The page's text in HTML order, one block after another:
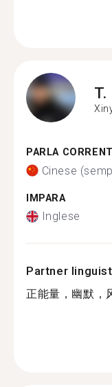
T.
PARLA
Cinese
IMPARA
Inglese
Partner
正能量，幽默，